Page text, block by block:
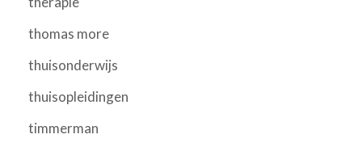
thomas more
thuisonderwijs
thuisopleidingen
timmerman